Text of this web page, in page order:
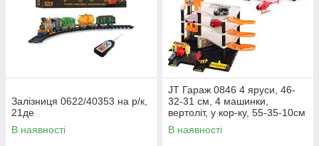
Залізниця 0622/40353 на р/к,
21де
В наявності
JT Гараж 0846 4 яруси, 46-
32-31 см, 4 машинки,
вертоліт, у кор-ку, 55-35-10см
В наявності